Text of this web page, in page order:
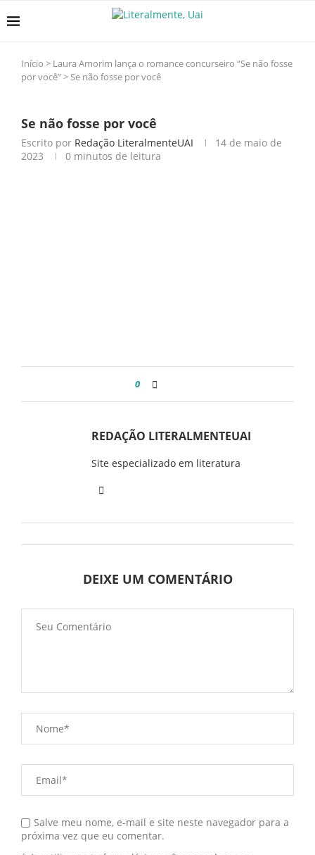
Início > Laura Amorim lança o romance concurseiro “Se não fosse
por você”>Se não fosse por você
Se não fosse por você
Escrito por Redação LiteralmenteUAI
14 de maio de
2023
0 minutos de leitura
0
REDAÇÃO LITERALMENTEUAI
Site especializado em literatura
DEIXE UM COMENTÁRIO
Salve meu nome, e-mail e site neste navegador para a
próxima vez que eu comentar.